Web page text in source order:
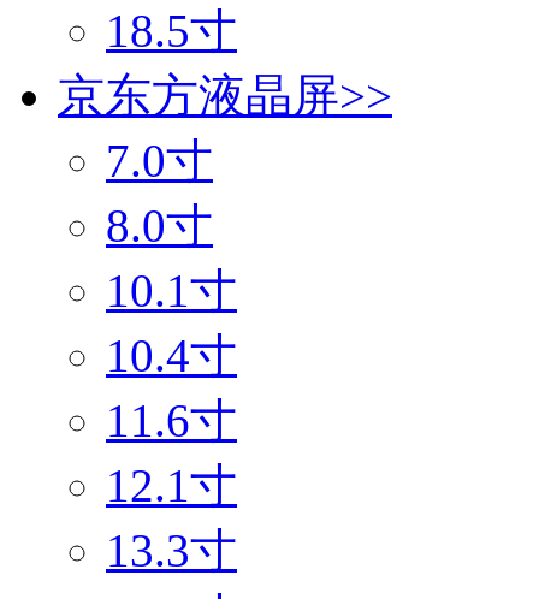
18.5寸
京东方液晶屏>>
7.0寸
8.0寸
10.1寸
10.4寸
11.6寸
12.1寸
13.3寸